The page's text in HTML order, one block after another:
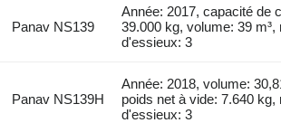
Panav NS139
Année: 2017, capacité de
39.000 kg, volume: 39 m³,
d'essieux: 3
Panav NS139H
Année: 2018, volume:
poids net à vide: 7.640 kg,
d'essieux: 3